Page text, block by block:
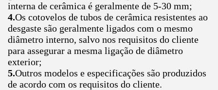
interna de cerâmica é geralmente de 5-30 mm;
4.Os cotovelos de tubos de cerâmica resistentes ao
desgaste são geralmente ligados com o mesmo
diâmetro interno, salvo nos requisitos do cliente
para assegurar a mesma ligação de diâmetro
exterior;
5.Outros modelos e especificações são produzidos
de acordo com os requisitos do cliente.